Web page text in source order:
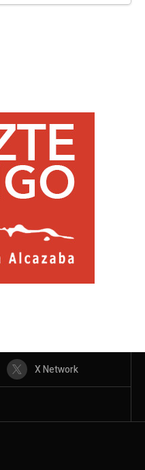
X Network